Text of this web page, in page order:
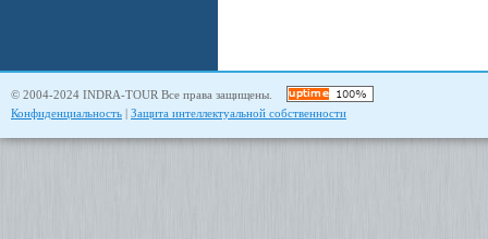
© 2004-2024 INDRA-TOUR Все права защищены.
Конфиденциальность | Защита интеллектуальной собственности